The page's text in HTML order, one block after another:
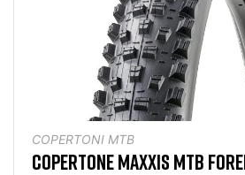
COPERTONI MTB
COPERTONE MAXXIS MTB